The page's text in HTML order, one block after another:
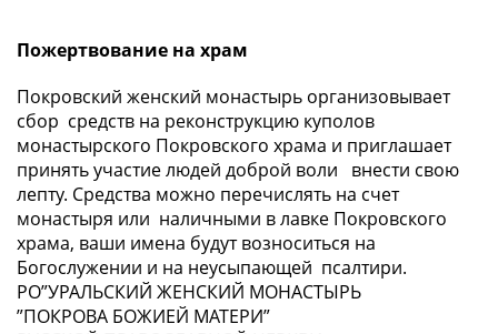
Пожертвование на храм
Покровский женский монастырь организовывает
сбор средств на реконструкцию куполов
монастырского Покровского храма и приглашает
принять участие людей доброй воли внести свою
лепту. Средства можно перечислять на счет
монастыря или наличными в лавке Покровского
храма, ваши имена будут возноситься на
Богослужении и на неусыпающей псалтири.
РО”УРАЛЬСКИЙ ЖЕНСКИЙ МОНАСТЫРЬ
”ПОКРОВА БОЖИЕЙ МАТЕРИ”